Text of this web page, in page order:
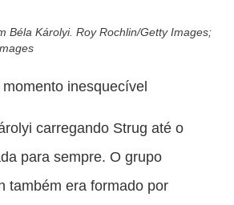
Béla Károlyi. Roy Rochlin/Getty Images;
inesquecível
carregando Strug até o
para sempre. O grupo
também era formado por